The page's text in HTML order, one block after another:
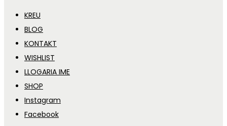
KREU
BLOG
KONTAKT
WISHLIST
LLOGARIA IME
SHOP
Instagram
Facebook